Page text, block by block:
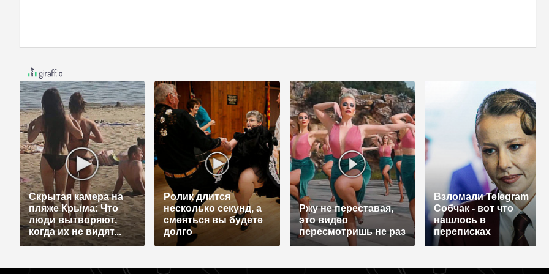
Скрытая камера на
пляже Крыма: Что
люди вытворяют,
когда их не видят...
Ролик длится
несколько секунд, а
смеяться вы будете
долго
Ржу не переставая,
это видео
пересмотришь не раз
Взломали Telegram
Собчак - вот что
нашлось в
переписках